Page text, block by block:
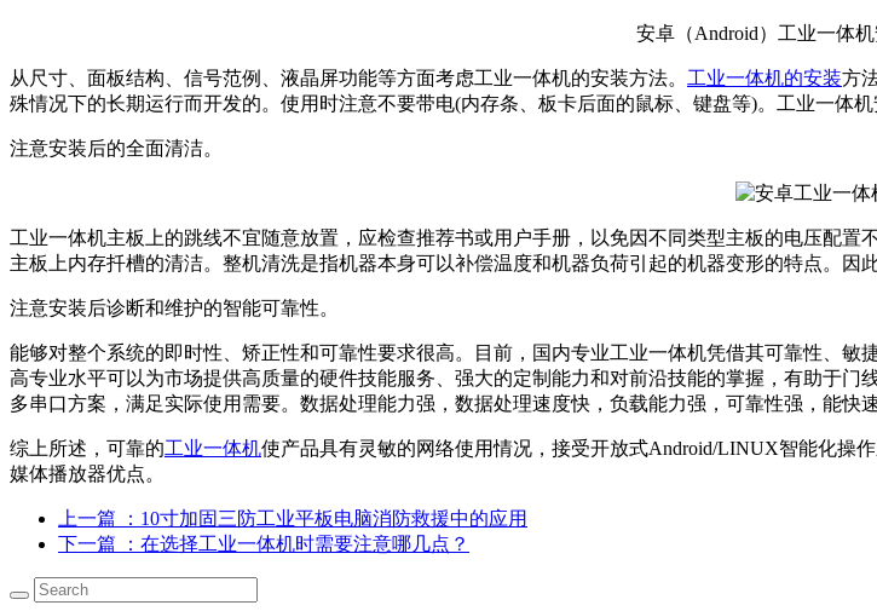
安卓（Android）工业一体
从尺寸、面板结构、信号范例、液晶屏功能等方面考虑工业一体机的安装方法。 工业一体机的安装方
殊情况下的长期运行而开发的。使用时注意不要带电(内存条、板卡后面的鼠标、键盘等)。工业一体
注意安装后的全面清洁。
工业一体机主板上的跳线不宜随意放置，应检查推荐书或用户手册，以免因不同类型主板的电压配
主板上内存扦槽的清洁。整机清洗是指机器本身可以补偿温度和机器负荷引起的机器变形的特点。
注意安装后诊断和维护的智能可靠性。
能够对整个系统的即时性、矫正性和可靠性要求很高。目前，国内专业工业一体机凭借其可靠性、
高专业水平可以为市场提供高质量的硬件技能服务、强大的定制能力和对前沿技能的掌握，有助于
多串口方案，满足实际使用需要。数据处理能力强，数据处理速度快，负载能力强，可靠性强，能快
综上所述，可靠的工业一体机使产品具有灵敏的网络使用情况，接受开放式Android/LINUX智能化操
媒体播放器优点。
上一篇
：10寸加固三防工业平板电脑消防救援中的应用
下一篇
：在选择工业一体机时需要注意哪几点？